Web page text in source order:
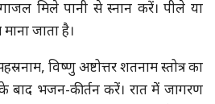
मिले पानी से स्नान करें। पीले या
जाता है।
विष्णु अष्टोत्तर शतनाम स्तोत्र का
बाद भजन-कीर्तन करें। रात में जागरण